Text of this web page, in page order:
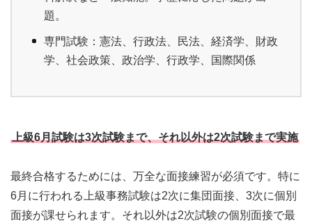
題。
専門試験：憲法、行政法、民法、経済学、財政
学、社会政策、政治学、行政学、国際関係
上級6月試験は3次試験まで、それ以外は2次試験まで実施
最終合格するためには、万全な面接練習が必須です。特に
6月に行われる上級事務試験は2次に集団面接、3次に個別
面接が課せられます。それ以外は2次試験の個別面接で最